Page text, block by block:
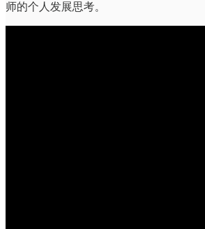
师的个人发展思考。